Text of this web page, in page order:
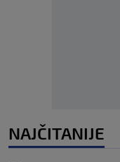
NAJČITANIJE